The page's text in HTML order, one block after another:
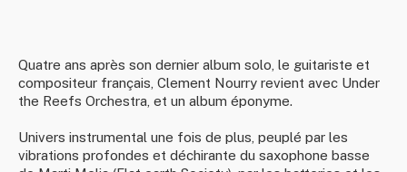
Quatre ans après son dernier album solo, le guitariste et
compositeur français, Clement Nourry revient avec Under
the Reefs Orchestra, et un album éponyme.
Univers instrumental une fois de plus, peuplé par les
vibrations profondes et déchirante du saxophone basse